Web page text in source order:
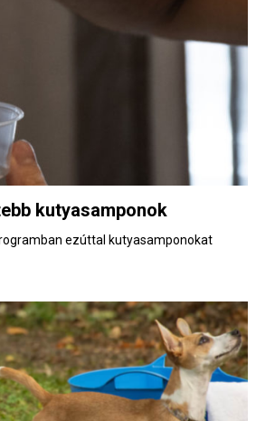
kutyasamponok
ezúttal kutyasamponokat